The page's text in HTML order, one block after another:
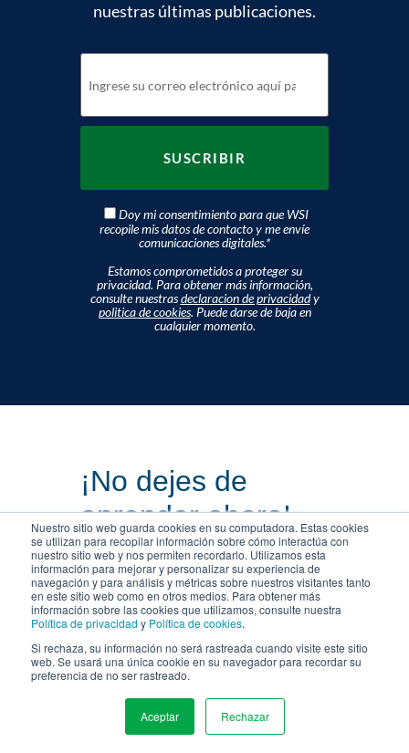
Nuestro sitio web guarda cookies en su computadora. Estas cookies
se utilizan para recopilar información sobre cómo interactúa con
nuestro sitio web y nos permiten recordarlo. Utilizamos esta
información para mejorar y personalizar su experiencia de
navegación y para análisis y métricas sobre nuestros visitantes tanto
en este sitio web como en otros medios. Para obtener más
información sobre las cookies que utilizamos, consulte nuestra
Política de privacidad y Política de cookies.
Si rechaza, su información no será rastreada cuando visite este sitio
web. Se usará una única cookie en su navegador para recordar su
preferencia de no ser rastreado.
Aceptar Rechazar
nuestras últimas publicaciones.
Doy mi consentimiento para que WSI
recopile mis datos de contacto y me envíe
comunicaciones digitales.*
Estamos comprometidos a proteger su
privacidad. Para obtener más información,
consulte nuestrasdeclaracion de privacidady
politica de cookies. Puede darse de baja en
cualquier momento.
¡No dejes de
aprender ahora!
Aquí hay algunas otras
publicaciones de blog que te
pueden interesar.
VER TODO EL BLOG